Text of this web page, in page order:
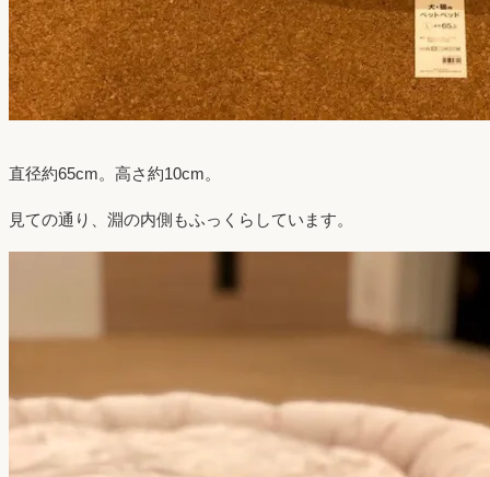
直径約65cm。高さ約10cm。
見ての通り、淵の内側もふっくらしています。